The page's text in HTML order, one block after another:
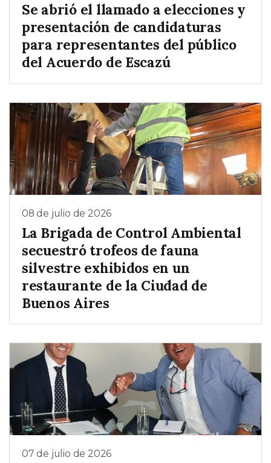
Se abrió el llamado a elecciones y
presentación de candidaturas
para representantes del público
del Acuerdo de Escazú
08 de julio de 2026
La Brigada de Control Ambiental
secuestró trofeos de fauna
silvestre exhibidos en un
restaurante de la Ciudad de
Buenos Aires
07 de julio de 2026